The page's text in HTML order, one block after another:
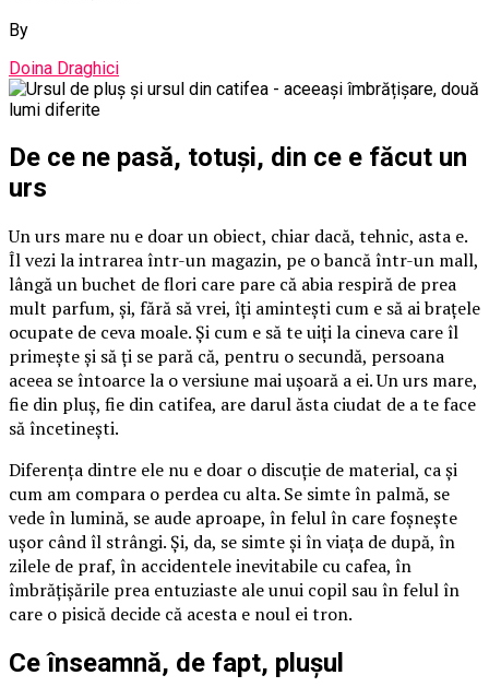
By
Doina Draghici
De ce ne pasă, totuși, din ce e făcut un
urs
Un urs mare nu e doar un obiect, chiar dacă, tehnic, asta e.
Îl vezi la intrarea într-un magazin, pe o bancă într-un mall,
lângă un buchet de flori care pare că abia respiră de prea
mult parfum, și, fără să vrei, îți amintești cum e să ai brațele
ocupate de ceva moale. Și cum e să te uiți la cineva care îl
primește și să ți se pară că, pentru o secundă, persoana
aceea se întoarce la o versiune mai ușoară a ei. Un urs mare,
fie din pluș, fie din catifea, are darul ăsta ciudat de a te face
să încetinești.
Diferența dintre ele nu e doar o discuție de material, ca și
cum am compara o perdea cu alta. Se simte în palmă, se
vede în lumină, se aude aproape, în felul în care foșnește
ușor când îl strângi. Și, da, se simte și în viața de după, în
zilele de praf, în accidentele inevitabile cu cafea, în
îmbrățișările prea entuziaste ale unui copil sau în felul în
care o pisică decide că acesta e noul ei tron.
Ce înseamnă, de fapt, plușul